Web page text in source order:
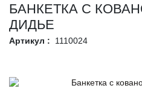
БАНКЕТКА С
ДИДЬЕ
Артикул : 1110024